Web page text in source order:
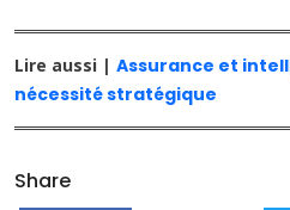
Lire aussi | Assurance et
nécessité stratégique
Share